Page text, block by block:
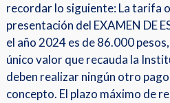
recordar lo siguiente: La tarifa
presentación del EXAMEN DE
el año 2024 es de 86.000
único valor que recauda la
deben realizar ningún otro
concepto. El plazo máximo de